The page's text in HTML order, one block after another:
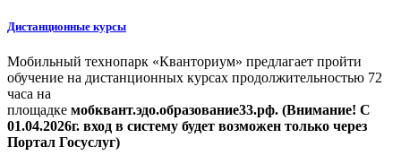
Дистанционные курсы
Мобильный технопарк «Кванториум» предлагает пройти
обучение на дистанционных курсах продолжительностью 72
часа на
площадке мобквант.эдо.образование33.рф. (Внимание! С
01.04.2026г. вход в систему будет возможен только через
Портал Госуслуг)